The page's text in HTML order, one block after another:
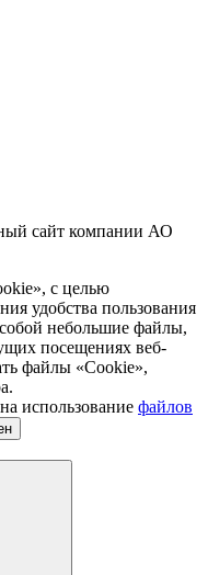
сайт компании АО
с целью
удобства пользования
небольшие файлы,
посещениях веб-
файлы «Сookie»,
использование файлов